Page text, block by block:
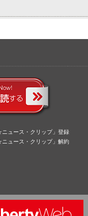
ュース・クリップ」登録
ュース・クリップ」解約